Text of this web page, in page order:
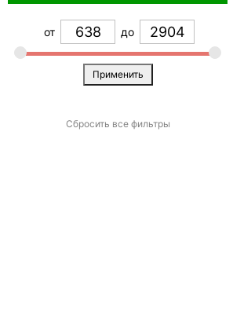
Разноцветный
Розовый
Серый
от до
Применить
Сбросить все фильтры